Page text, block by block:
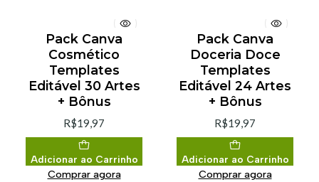
Pack Canva
Cosmético
Templates
Editável 30 Artes
+ Bônus
R$19,97
Adicionar ao Carrinho
Comprar agora
Pack Canva
Doceria Doce
Templates
Editável 24 Artes
+ Bônus
R$19,97
Adicionar ao Carrinho
Comprar agora